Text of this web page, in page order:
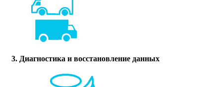
3. Диагностика и восстановление данных